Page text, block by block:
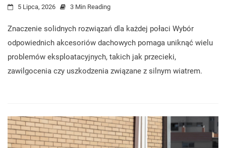
5 Lipca, 2026 3 Min Reading
Znaczenie solidnych rozwiązań dla każdej połaci Wybór
odpowiednich akcesoriów dachowych pomaga uniknąć wielu
problemów eksploatacyjnych, takich jak przecieki,
zawilgocenia czy uszkodzenia związane z silnym wiatrem.